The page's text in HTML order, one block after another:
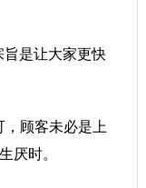
旨是让大家更快
，顾客未必是上
厌时。